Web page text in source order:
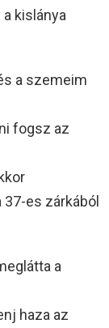
kislánya
a szemeim
fogsz az
es zárkából
a
haza az